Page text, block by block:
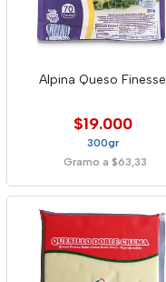
Alpina Queso Finesse
$19.000
300gr
Gramo a $63,33